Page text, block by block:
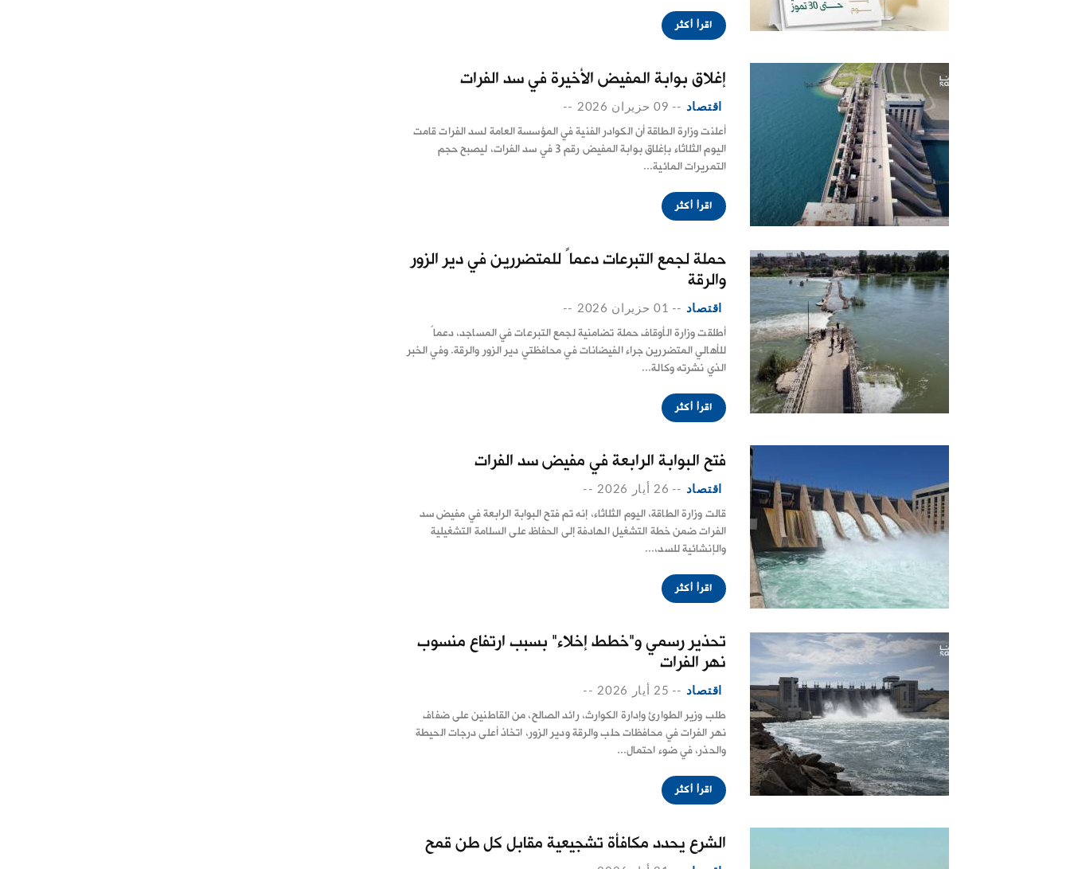
اقرأ أكثر
إغلاق بوابة المفيض الأخيرة في سد الفرات
اقتصاد -- 09 حزيران 2026 --
أعلنت وزارة الطاقة أن الكوادر الفنية في المؤسسة العامة لسد الفرات ‏قامت
‏اليوم الثلاثاء بإغلاق بوابة المفيض رقم 3 في سد الفرات، ليصبح حجم
‏التمريرات المائية...
اقرأ أكثر
حملة لجمع التبرعات دعماً للمتضررين في دير الزور
والرقة
اقتصاد -- 01 حزيران 2026 --
أطلقت وزارة الأوقاف حملة تضامنية لجمع التبرعات في المساجد، دعماً
للأهالي المتضررين جراء الفيضانات في محافظتي دير الزور والرقة. وفي الخبر
الذي نشرته وكالة...
اقرأ أكثر
فتح البوابة الرابعة في مفيض سد الفرات
اقتصاد -- 26 أيار 2026 --
قالت وزارة الطاقة، اليوم الثلاثاء، إنه تم فتح البوابة الرابعة في مفيض سد
الفرات ضمن خطة التشغيل الهادفة إلى الحفاظ على السلامة التشغيلية
والإنشائية للسد،...
اقرأ أكثر
تحذير رسمي و"خطط إخلاء" بسبب ارتفاع منسوب
نهر الفرات
اقتصاد -- 25 أيار 2026 --
طلب وزير الطوارئ وإدارة الكوارث، رائد الصالح، من القاطنين على ضفاف
نهر الفرات في محافظات حلب والرقة ودير الزور، اتخاذ أعلى درجات الحيطة
والحذر، في ضوء احتمال...
اقرأ أكثر
الشرع يحدد مكافأة تشجيعية مقابل كل طن قمح